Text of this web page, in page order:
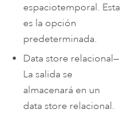
espaciotemporal. Esta
es la opción
predeterminada.
Data store relacional—
La salida se
almacenará en un
data store relacional.